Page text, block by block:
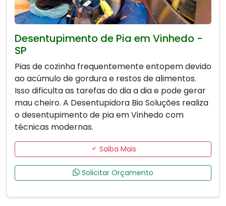
Desentupimento de Pia em Vinhedo -
SP
Pias de cozinha frequentemente entopem devido
ao acúmulo de gordura e restos de alimentos.
Isso dificulta as tarefas do dia a dia e pode gerar
mau cheiro. A Desentupidora Bio Soluções realiza
o desentupimento de pia em Vinhedo com
técnicas modernas.
Saiba Mais
Solicitar Orçamento